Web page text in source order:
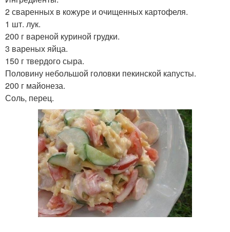
2 сваренных в кожуре и очищенных картофеля.
1 шт. лук.
200 г вареной куриной грудки.
3 вареных яйца.
150 г твердого сыра.
Половину небольшой головки пекинской капусты.
200 г майонеза.
Соль, перец.